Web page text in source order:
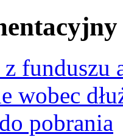
funduszu
wobec
pobrania